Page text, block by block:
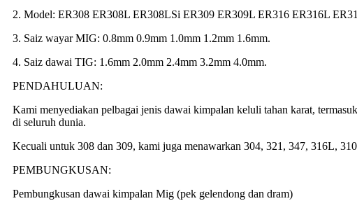
2. Model: ER308 ER308L ER308LSi ER309 ER309L ER316 ER316L
3. Saiz wayar MIG: 0.8mm 0.9mm 1.0mm 1.2mm 1.6mm.
4. Saiz dawai TIG: 1.6mm 2.0mm 2.4mm 3.2mm 4.0mm.
PENDAHULUAN:
Kami menyediakan pelbagai jenis dawai kimpalan keluli tahan karat,
di seluruh dunia.
Kecuali untuk 308 dan 309, kami juga menawarkan 304, 321, 347, 316L,
PEMBUNGKUSAN:
Pembungkusan dawai kimpalan Mig (pek gelendong dan dram)